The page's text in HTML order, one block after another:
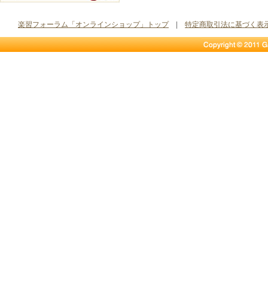
楽習フォーラム「オンラインショップ」トップ| 特定商取引法に基づく表